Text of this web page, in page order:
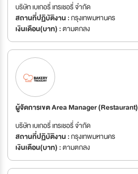
บริษัท เบเกอรี่ เทรเชอรี่ จำกัด
สถานที่ปฏิบัติงาน :กรุงเทพมหานคร
เงินเดือน(บาท) :ตามตกลง
ผู้จัดการเขต Area Manager (Restaurant)
บริษัท เบเกอรี่ เทรเชอรี่ จำกัด
สถานที่ปฏิบัติงาน :กรุงเทพมหานคร
เงินเดือน(บาท) :ตามตกลง